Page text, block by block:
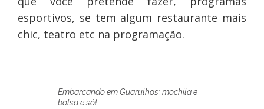
esportivos, se tem algum restaurante mais
chic, teatro etc na programação.
Embarcando em Guarulhos: mochila e
bolsa e só!